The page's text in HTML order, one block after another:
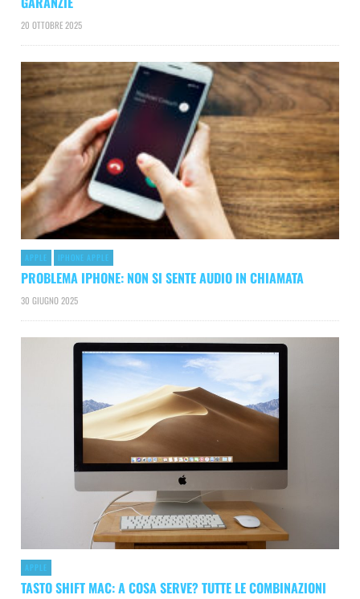
20 OTTOBRE 2025
APPLE IPHONE APPLE
PROBLEMA IPHONE: NON SI SENTE AUDIO IN CHIAMATA
30 GIUGNO 2025
APPLE
TASTO SHIFT MAC: A COSA SERVE? TUTTE LE COMBINAZIONI